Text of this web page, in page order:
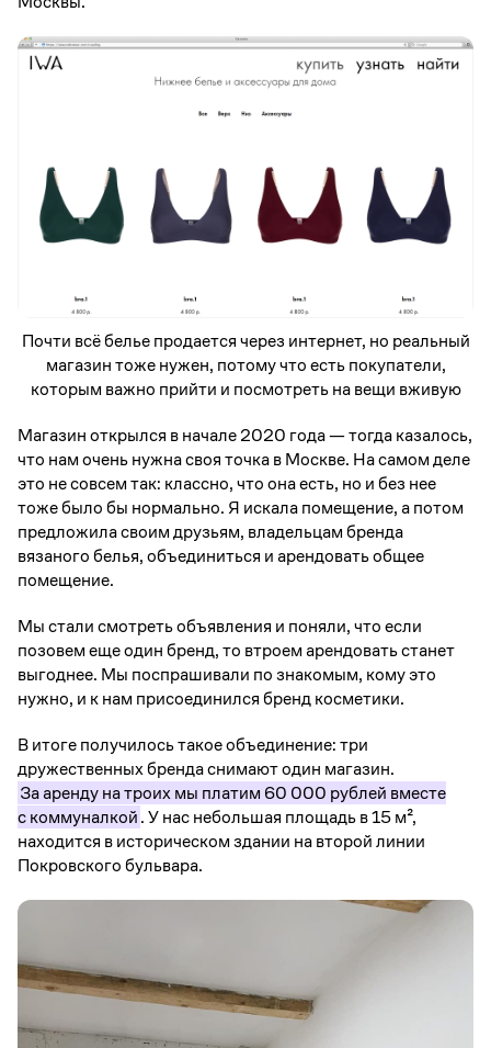
Почти всё белье продается через интернет, но реальный
магазин тоже нужен, потому что есть покупатели,
которым важно прийти и посмотреть на вещи вживую
Магазин открылся в начале 2020 года — тогда казалось,
что нам очень нужна своя точка в Москве. На самом деле
это не совсем так: классно, что она есть, но и без нее
тоже было бы нормально. Я искала помещение, а потом
предложила своим друзьям, владельцам бренда
вязаного белья, объединиться и арендовать общее
помещение.
Мы стали смотреть объявления и поняли, что если
позовем еще один бренд, то втроем арендовать станет
выгоднее. Мы поспрашивали по знакомым, кому это
нужно, и к нам присоединился бренд косметики.
В итоге получилось такое объединение: три
дружественных бренда снимают один магазин.
За аренду на троих мы платим 60 000 рублей вместе
с коммуналкой. У нас небольшая площадь в 15 м²,
находится в историческом здании на второй линии
Покровского бульвара.